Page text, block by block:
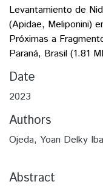
Levantamiento de
(Apidae, Meliponini)
Próximas a
Paraná, Brasil (1.81
Date
2023
Authors
Ojeda, Yoan Delky
Abstract